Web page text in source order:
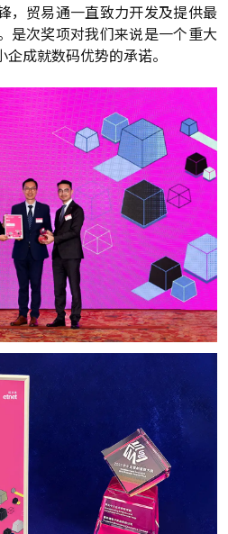
，贸易通一直致力开发及提供最
是次奖项对我们来说是一个重大
成就数码优势的承诺。